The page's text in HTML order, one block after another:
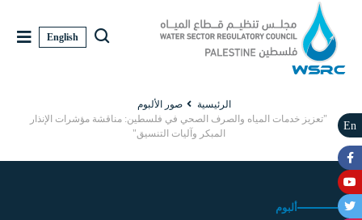
English
الرئيسية
صور الألبوم
"تعزيز خدمات المياه والصرف الصحي في فلسطين: مناقشة مؤشرات الإنذار
المبكر وآليات التنسيق"
ألبوم
En